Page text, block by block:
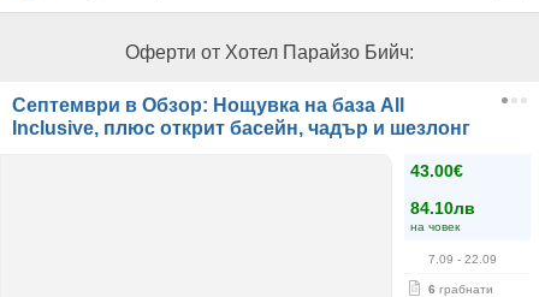
Оферти от Хотел Парайзо Бийч:
Септември в Обзор: Нощувка на база All
Inclusive, плюс открит басейн, чадър и шезлонг
43.00€
84.10лв
на човек
7.09 - 22.09
6 грабнати